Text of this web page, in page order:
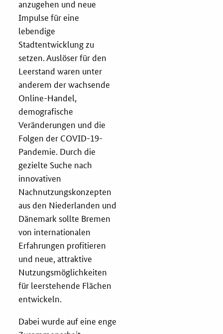
Öffentliche Beschaffung
Toolbox
E-Learning
KOINNOvationsplatz
Praxisbeispiele
Marketing-Guide
Playbook
Zertifizierung
Innovationspreis
EU-Förderung
Aktuelles
Fördermöglichkeiten
Service und Kontakt
anzugehen und neue
Impulse für eine
lebendige
Stadtentwicklung zu
setzen. Auslöser für den
Leerstand waren unter
anderem der wachsende
Online-Handel,
demografische
Veränderungen und die
Folgen der COVID-19-
Pandemie. Durch die
gezielte Suche nach
innovativen
Nachnutzungskonzepten
aus den Niederlanden und
Dänemark sollte Bremen
von internationalen
Erfahrungen profitieren
und neue, attraktive
Nutzungsmöglichkeiten
für leerstehende Flächen
entwickeln.
Dabei wurde auf eine enge